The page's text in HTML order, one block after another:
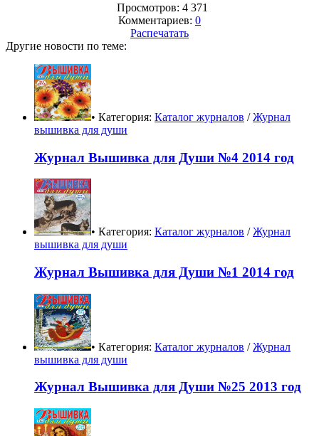
Просмотров: 4 371
Комментариев: 0
Распечатать
Другие новости по теме:
• Категория: Каталог журналов /Журнал
вышивка для души
Журнал Вышивка для Души №4 2014 год
• Категория: Каталог журналов /Журнал
вышивка для души
Журнал Вышивка для Души №1 2014 год
• Категория: Каталог журналов /Журнал
вышивка для души
Журнал Вышивка для Души №25 2013 год